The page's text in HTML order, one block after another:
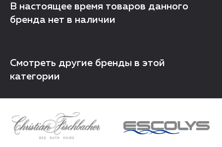
В настоящее время товаров данного
бренда нет в наличии
Смотреть другие бренды в этой
категории